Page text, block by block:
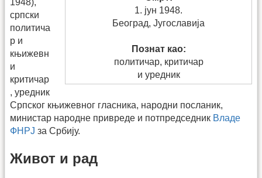
1. јун 1948.
Београд, Југославија
Познат као:
политичар, критичар
и уредник
српски
политича
р и
књижевн
и
критичар
, уредник
Српског књижевног гласника, народни посланик,
министар народне привреде и потпредседник Владе
ФНРЈ за Србију.
Живот и рад